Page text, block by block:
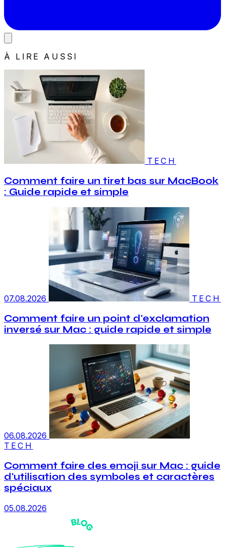
À LIRE AUSSI
TECH
Comment faire un tiret bas sur MacBook
: Guide rapide et simple
07.08.2026 TECH
Comment faire un point d'exclamation
inversé sur Mac : guide rapide et simple
06.08.2026
TECH
Comment faire des emoji sur Mac : guide
d'utilisation des symboles et caractères
spéciaux
05.08.2026